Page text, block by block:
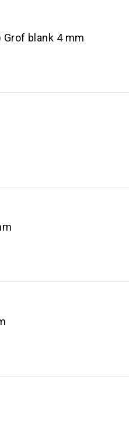
blank 4 mm